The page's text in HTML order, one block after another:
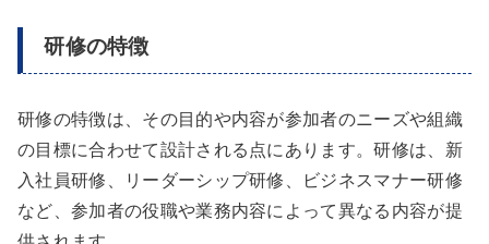
研修の特徴
研修の特徴は、その目的や内容が参加者のニーズや組織
の目標に合わせて設計される点にあります。研修は、新
入社員研修、リーダーシップ研修、ビジネスマナー研修
など、参加者の役職や業務内容によって異なる内容が提